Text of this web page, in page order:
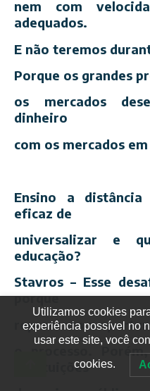
nem com
adequados.
E não teremos
Porque os grandes
os mercados
dinheiro
com os mercados
Ensino a
eficaz de
universalizar e
educação?
Stavros – Esse
porque
representa a
o processo.
instituições
Utilizamos cookies
experiência possível no
usar este site, você
cookies.